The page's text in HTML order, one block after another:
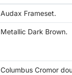
Audax Frameset.
Metallic Dark Brown.
Columbus Cromor